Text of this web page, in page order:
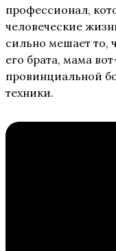
профессионал,
человеческие
сильно мешает то,
его брата, мама
провинциальной
техники.